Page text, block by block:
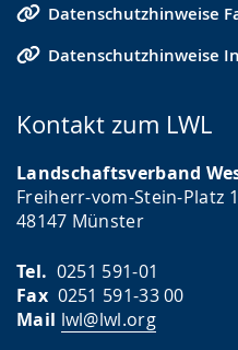
Datenschutzhinweise
Datenschutzhinweise
Kontakt zum LWL
Landschaftsverband
Freiherr-vom-Stein-Platz 1
48147 Münster
Tel. 0251 591-01
Fax0251 591-33 00
Mail lwl@lwl.org